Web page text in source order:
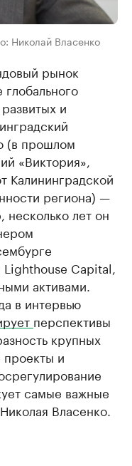
Николай Власенко
рынок
и
(в прошлом
«Виктория»,
Калининградской
региона) —
лет он
Capital,
активами.
в интервью
перспективы
крупных
проекты и
самые важные
Власенко.